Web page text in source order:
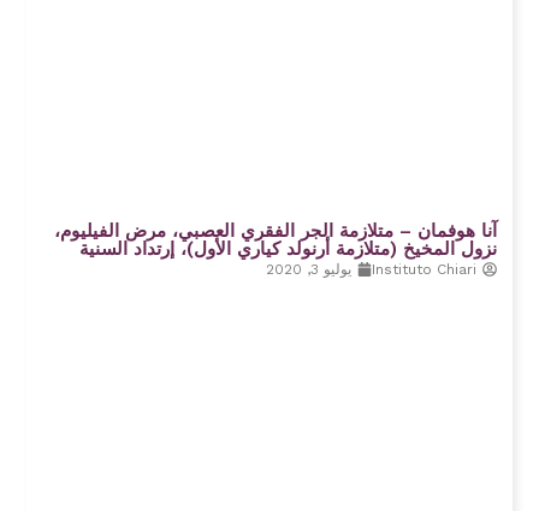
آنا هوفمان – متلازمة الجر الفقري العصبي، مرض الفيليوم،
نزول المخيخ (متلازمة أرنولد كياري الأول)، إرتداد السنیة
Instituto Chiari يوليو 3, 2020